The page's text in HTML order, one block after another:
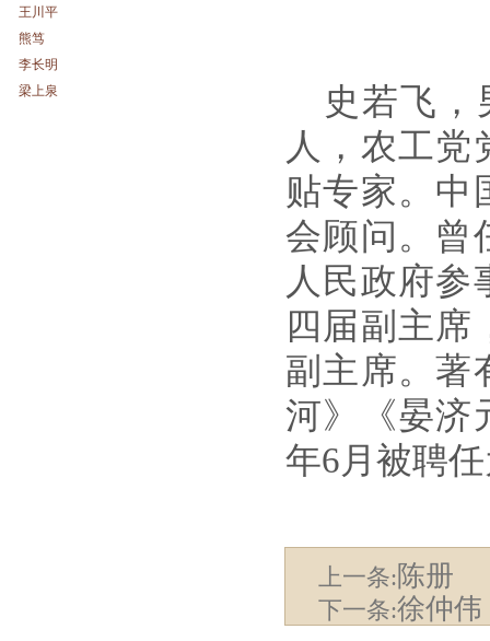
王川平
熊笃
李长明
梁上泉
史若飞，
人，农工党
贴专家。中
会顾问。曾
人民政府参
四届副主席
副主席。著
河》《晏济
年6月被聘
上一条: 陈册
下一条:徐仲伟